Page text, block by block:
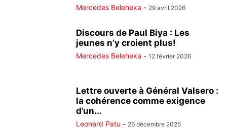
Mercedes Beleheka - 29 avril 2026
Discours de Paul Biya : Les
jeunes n’y croient plus!
Mercedes Beleheka - 12 février 2026
Lettre ouverte à Général Valsero :
la cohérence comme exigence
d’un...
Leonard Patu - 26 décembre 2025